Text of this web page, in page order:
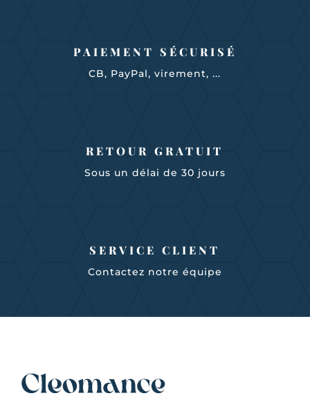
PAIEMENT SÉCURISÉ
CB, PayPal, virement, ...
RETOUR GRATUIT
Sous un délai de 30 jours
SERVICE CLIENT
Contactez notre équipe